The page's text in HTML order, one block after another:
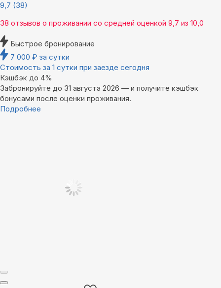
9,7 (38)
38 отзывов о проживании со средней оценкой 9,7 из 10,0
Быстрое бронирование
7 000 ₽ за сутки
Стоимость за 1 сутки при заезде сегодня
Кэшбэк до 4%
Забронируйте до 31 августа 2026 — и получите кэшбэк
бонусами после оценки проживания.
Подробнее